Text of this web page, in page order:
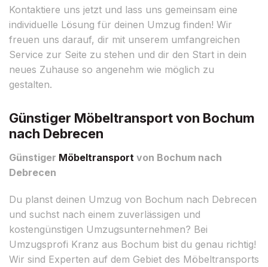
Kontaktiere uns jetzt und lass uns gemeinsam eine
individuelle Lösung für deinen Umzug finden! Wir
freuen uns darauf, dir mit unserem umfangreichen
Service zur Seite zu stehen und dir den Start in dein
neues Zuhause so angenehm wie möglich zu
gestalten.
Günstiger Möbeltransport von Bochum
nach Debrecen
Günstiger Möbeltransport von Bochum nach
Debrecen
Du planst deinen Umzug von Bochum nach Debrecen
und suchst nach einem zuverlässigen und
kostengünstigen Umzugsunternehmen? Bei
Umzugsprofi Kranz aus Bochum bist du genau richtig!
Wir sind Experten auf dem Gebiet des Möbeltransports